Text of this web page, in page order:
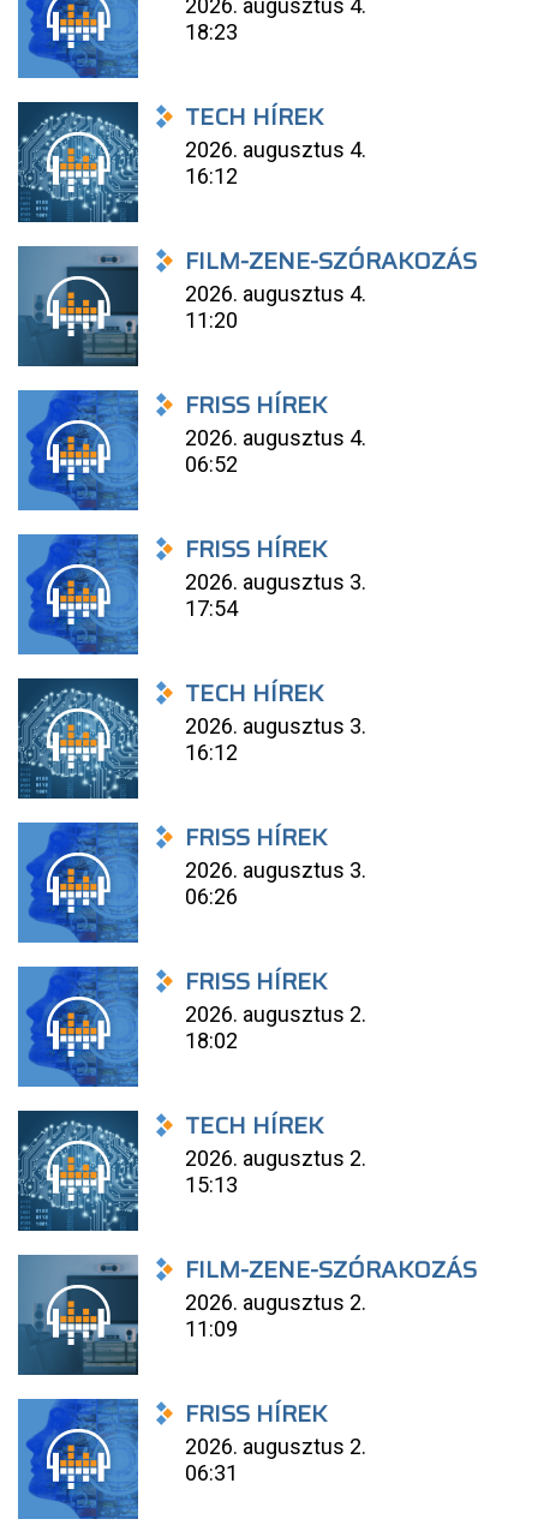
2026. augusztus 4.
18:23
TECH HÍREK
2026. augusztus 4.
16:12
FILM-ZENE-SZÓRAKOZÁS
2026. augusztus 4.
11:20
FRISS HÍREK
2026. augusztus 4.
06:52
FRISS HÍREK
2026. augusztus 3.
17:54
TECH HÍREK
2026. augusztus 3.
16:12
FRISS HÍREK
2026. augusztus 3.
06:26
FRISS HÍREK
2026. augusztus 2.
18:02
TECH HÍREK
2026. augusztus 2.
15:13
FILM-ZENE-SZÓRAKOZÁS
2026. augusztus 2.
11:09
FRISS HÍREK
2026. augusztus 2.
06:31